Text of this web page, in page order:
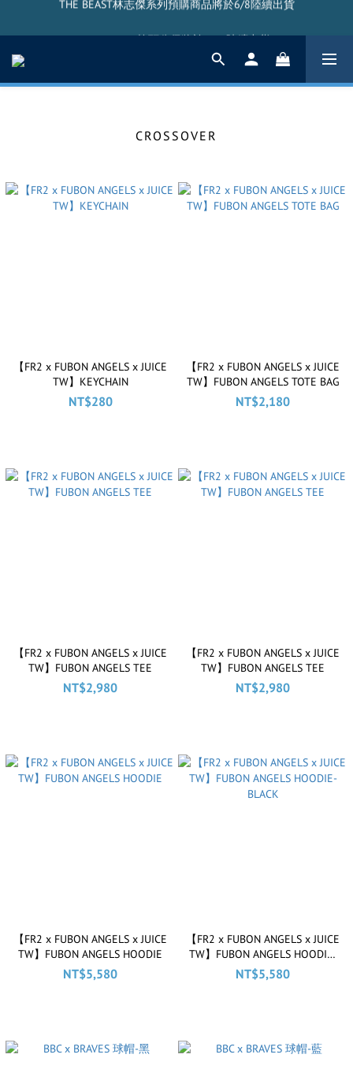
THE BEAST林志傑系列預購商品將於6/8陸續出貨
CROSSOVER
【FR2 x FUBON ANGELS x JUICE
TW】KEYCHAIN
NT$280
【FR2 x FUBON ANGELS x JUICE
TW】FUBON ANGELS TOTE BAG
NT$2,180
【FR2 x FUBON ANGELS x JUICE
TW】FUBON ANGELS TEE
NT$2,980
【FR2 x FUBON ANGELS x JUICE
TW】FUBON ANGELS TEE
NT$2,980
【FR2 x FUBON ANGELS x JUICE
TW】FUBON ANGELS HOODIE
NT$5,580
【FR2 x FUBON ANGELS x JUICE
TW】FUBON ANGELS HOODIE-
BLACK
NT$5,580